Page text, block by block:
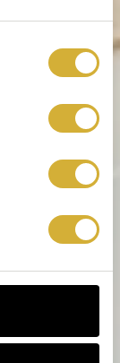
räder